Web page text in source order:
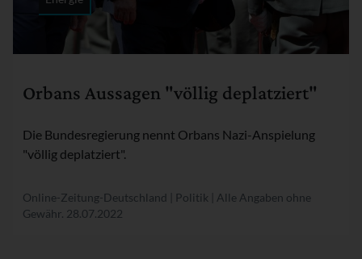
Orbans Aussagen "völlig deplatziert"
Die Bundesregierung nennt Orbans Nazi-Anspielung
"völlig deplatziert".
Online-Zeitung-Deutschland | Politik | Alle Angaben ohne
Gewähr. 28.07.2022